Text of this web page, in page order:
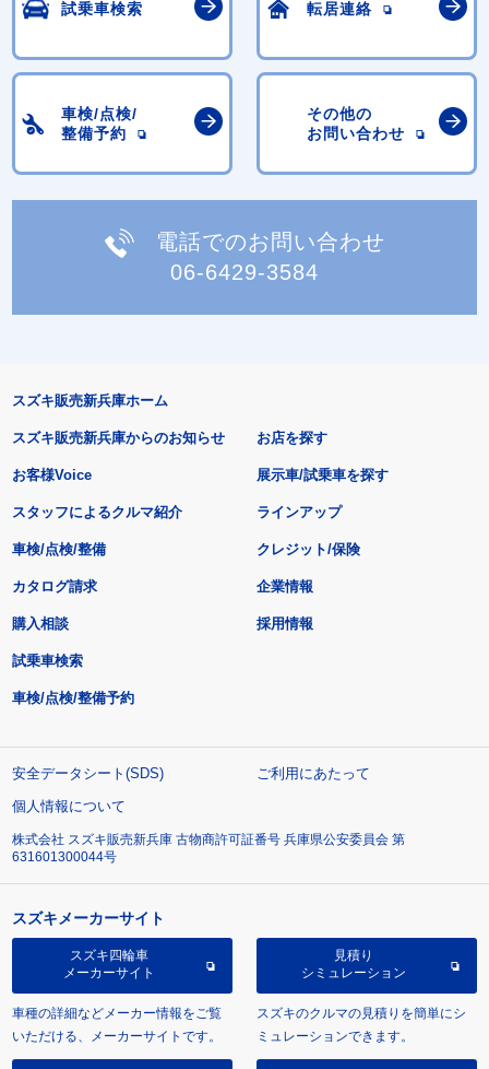
試乗車検索 転居連絡
車検/点検/
整備予約
その他の
お問い合わせ
電話でのお問い合わせ
06-6429-3584
スズキ販売新兵庫ホーム
スズキ販売新兵庫からのお知らせ
お客様Voice
スタッフによるクルマ紹介
お店を探す
展示車/試乗車を探す
ラインアップ
車検/点検/整備 クレジット/保険
カタログ請求
購入相談
試乗車検索
車検/点検/整備予約
企業情報
採用情報
安全データシート(SDS)
ご利用にあたって
個人情報について
株式会社 スズキ販売新兵庫 古物商許可証番号 兵庫県公安委員会 第
631601300044号
スズキメーカーサイト
スズキ四輪車
メーカーサイト
車種の詳細などメーカー情報をご覧
いただける、メーカーサイトです。
見積り
シミュレーション
スズキのクルマの見積りを簡単にシ
ミュレーションできます。